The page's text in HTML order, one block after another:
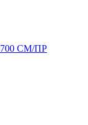
СМ/ПР